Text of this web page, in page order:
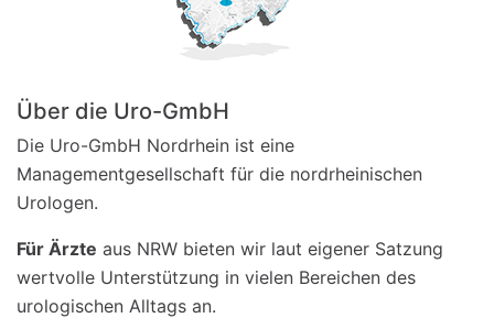
Über die Uro-GmbH
Die Uro-GmbH Nordrhein ist eine
Managementgesellschaft für die nordrheinischen
Urologen.
Für Ärzte aus NRW bieten wir laut eigener Satzung
wertvolle Unterstützung in vielen Bereichen des
urologischen Alltags an.